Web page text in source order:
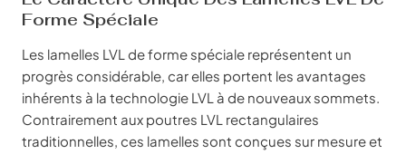
Forme Spéciale
Les lamelles LVL de forme spéciale représentent un
progrès considérable, car elles portent les avantages
inhérents à la technologie LVL à de nouveaux sommets.
Contrairement aux poutres LVL rectangulaires
traditionnelles, ces lamelles sont conçues sur mesure et